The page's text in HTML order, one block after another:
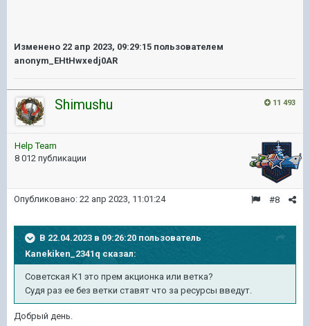
Изменено 22 апр 2023, 09:29:15 пользователем
anonym_EHtHwxedj0AR
11 493
Shimushu
Help Team
8 012 публикации
#8
Опубликовано: 22 апр 2023, 11:01:24
В 22.04.2023 в 09:26:20 пользователь
Kanekiken_2341q сказал:
Советская К1 это прем акционка или ветка?
Судя раз ее без ветки ставят что за ресурсы введут.
Добрый день.